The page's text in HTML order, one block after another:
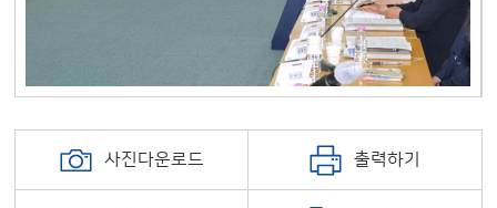
사진다운로드 출력하기